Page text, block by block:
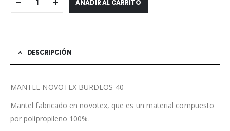
AÑADIR AL CARRITO
DESCRIPCIÓN
MANTEL NOVOTEX BURDEOS 40
Mantel fabricado en novotex, que es un material compuesto
por polipropileno 100%.